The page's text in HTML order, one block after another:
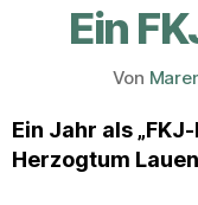
Ein
Von
Ein Jahr als
Herzogtum